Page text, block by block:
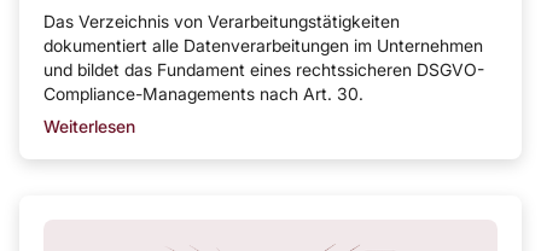
Das Verzeichnis von Verarbeitungstätigkeiten
dokumentiert alle Datenverarbeitungen im Unternehmen
und bildet das Fundament eines rechtssicheren DSGVO-
Compliance-Managements nach Art. 30.
Weiterlesen